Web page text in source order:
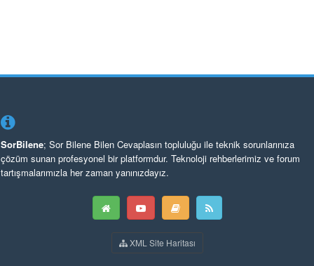
SorBilene; Sor Bilene Bilen Cevaplasın topluluğu ile teknik sorunlarınıza
çözüm sunan profesyonel bir platformdur. Teknoloji rehberlerimiz ve forum
tartışmalarımızla her zaman yanınızdayız.
XML Site Haritası